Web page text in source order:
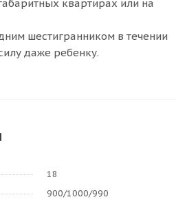
квартирах или на
шестигранником в течении
даже ребенку.
18
900/1000/990